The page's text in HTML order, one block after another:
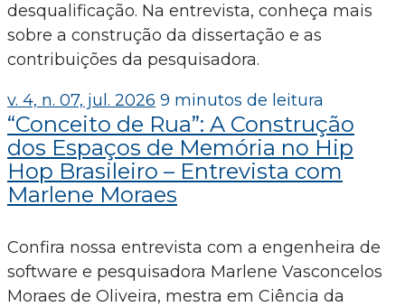
desqualificação. Na entrevista, conheça mais
sobre a construção da dissertação e as
contribuições da pesquisadora.
v. 4, n. 07, jul. 2026 9 minutos de leitura
“Conceito de Rua”: A Construção
dos Espaços de Memória no Hip
Hop Brasileiro – Entrevista com
Marlene Moraes
Confira nossa entrevista com a engenheira de
software e pesquisadora Marlene Vasconcelos
Moraes de Oliveira, mestra em Ciência da